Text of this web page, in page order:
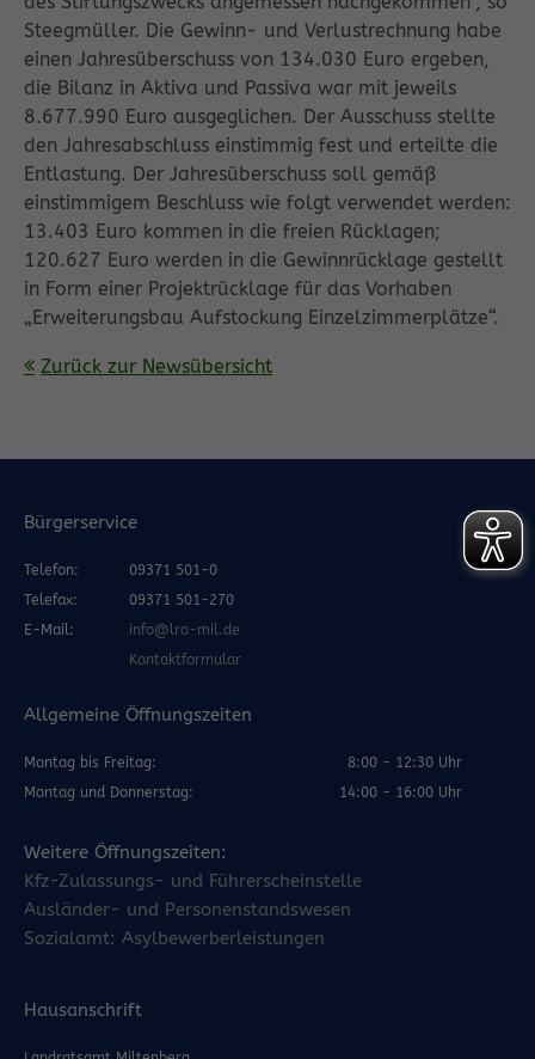
Steegmüller. Die Gewinn- und Verlustrechnung habe
einen Jahresüberschuss von 134.030 Euro ergeben,
die Bilanz in Aktiva und Passiva war mit jeweils
8.677.990 Euro ausgeglichen. Der Ausschuss stellte
den Jahresabschluss einstimmig fest und erteilte die
Entlastung. Der Jahresüberschuss soll gemäß
einstimmigem Beschluss wie folgt verwendet werden:
13.403 Euro kommen in die freien Rücklagen;
120.627 Euro werden in die Gewinnrücklage gestellt
in Form einer Projektrücklage für das Vorhaben
„Erweiterungsbau Aufstockung Einzelzimmerplätze“.
Zurück zur Newsübersicht
Bürgerservice
Telefon:
09371 501-0
Telefax:
09371 501-270
E-Mail:
info@lra-mil.de
Kontaktformular
Allgemeine Öffnungszeiten
Montag bis Freitag:
8:00 - 12:30 Uhr
Montag und Donnerstag:
14:00 - 16:00 Uhr
Weitere Öffnungszeiten:
Kfz-Zulassungs- und Führerscheinstelle
Ausländer- und Personenstandswesen
Sozialamt: Asylbewerberleistungen
Hausanschrift